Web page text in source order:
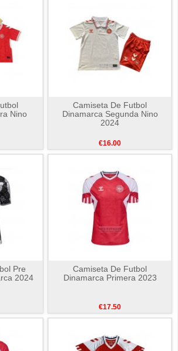
Nino
Camiseta De Futbol
Dinamarca Segunda Nino
2024
€16.00
Pre
2024
Camiseta De Futbol
Dinamarca Primera 2023
€17.50